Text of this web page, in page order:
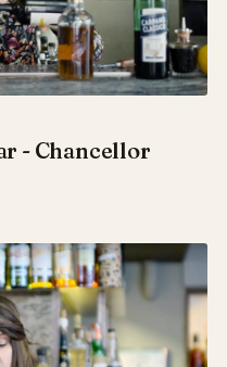
- Chancellor